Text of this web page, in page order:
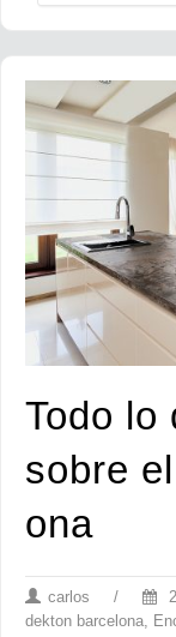
Todo lo
sobre
ona
carlos /
dekton barcelona